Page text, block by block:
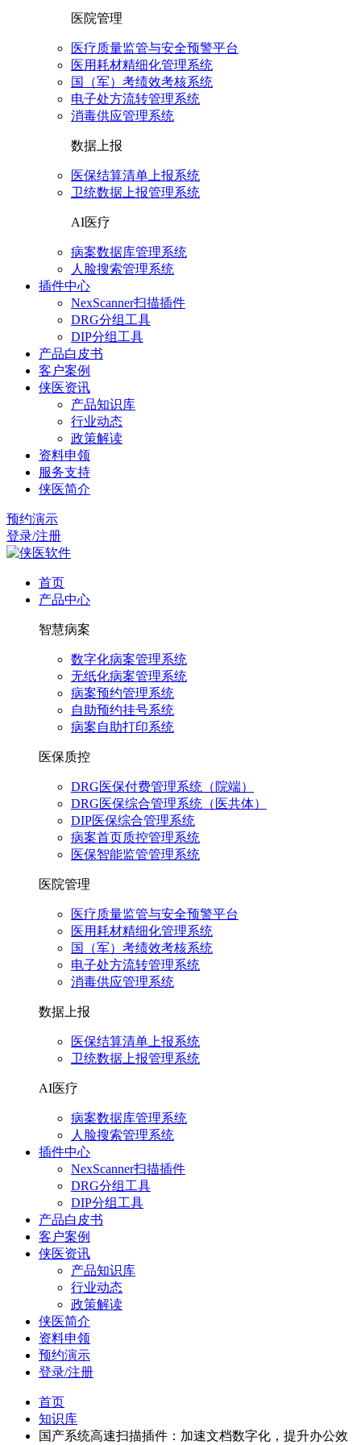
医院管理
医疗质量监管与安全预警平台
医用耗材精细化管理系统
国（军）考绩效考核系统
电子处方流转管理系统
消毒供应管理系统
数据上报
医保结算清单上报系统
卫统数据上报管理系统
AI医疗
病案数据库管理系统
人脸搜索管理系统
插件中心
NexScanner扫描插件
DRG分组工具
DIP分组工具
产品白皮书
客户案例
侠医资讯
产品知识库
行业动态
政策解读
资料申领
服务支持
侠医简介
预约演示
登录/注册
首页
产品中心
智慧病案
数字化病案管理系统
无纸化病案管理系统
病案预约管理系统
自助预约挂号系统
病案自助打印系统
医保质控
DRG医保付费管理系统（院端）
DRG医保综合管理系统（医共体）
DIP医保综合管理系统
病案首页质控管理系统
医保智能监管管理系统
医院管理
医疗质量监管与安全预警平台
医用耗材精细化管理系统
国（军）考绩效考核系统
电子处方流转管理系统
消毒供应管理系统
数据上报
医保结算清单上报系统
卫统数据上报管理系统
AI医疗
病案数据库管理系统
人脸搜索管理系统
插件中心
NexScanner扫描插件
DRG分组工具
DIP分组工具
产品白皮书
客户案例
侠医资讯
产品知识库
行业动态
政策解读
侠医简介
资料申领
预约演示
登录/注册
首页
知识库
国产系统高速扫描插件：加速文档数字化，提升办公效